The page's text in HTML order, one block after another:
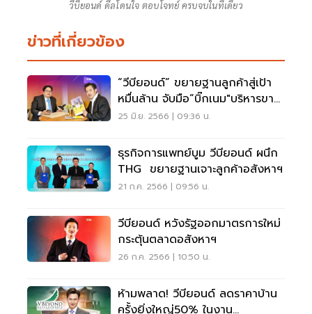
วีบียอนด์ ดีลโดนใจ ตอบโจทย์ ครบจบในที่เดียว
ข่าวที่เกี่ยวข้อง
“วีบียอนด์” ขยายฐานลูกค้าสู่เป้า
หมื่นล้าน จับมือ“บิ๊กเนม"บริหารขาย
คอนโด
25 มิ.ย. 2566 | 09:36 น.
ธุรกิจการแพทย์บูม วีบียอนด์ ผนึก
THG ขยายฐานเจาะลูกค้าอสังหาฯ
21 ก.ค. 2566 | 09:56 น.
วีบียอนด์ หวังรัฐออกมาตรการใหม่
กระตุ้นตลาดอสังหาฯ
26 ก.ค. 2566 | 10:50 น.
ห้ามพลาด! วีบียอนด์ ลดราคาบ้าน
ครั้งยิ่งใหญ่50% ในงาน